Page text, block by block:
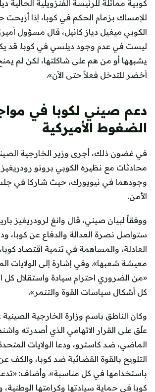
كوبية مماثلة للرئيسة الفنزويلية الحالية
للإمساك بزمام الحكم في كوبا، إذا
الكوبي ميغيل دياز كانيل، قال مسؤول
ليست في عدم وجود ديلسي في كوبا. قد
يشبهها أو من هم على شاكلتها، لكن لم
أخضر للتدخل فعلاً حتى الآن».
دعم صيني لكوبا في
الضغوط الأميركية
في غضون ذلك، أجرى وزير الخارجية
محادثات مع نظيره الكوبي برونو رودريغيز
وجودهما في نيويورك، حيث شاركا في
الأمن.
ووفقاً لبيان صيني، قال وانغ لرودريغيز
ستواصل نصرة العدالة والدفاع عن كوبا،
العادلة، والمساهمة في تنمية اقتصاد
معيشة شعبها». وفي إشارة إلى الولايات
«من الضروري احترام سيادة واستقلال كل
كل أشكال سياسات القوة والتنمر».
وكان الناطق باسم وزارة الخارجية
علّق على القرار الاتهامي الذي أصدرته
الماضي، ضد كاسترو، ودعا الولايات
التلويح بالقوة القضائية ضد كوبا، والكف
باستخدامها في كل مناسبة». وأضاف:
كوبا في حماية سيادتها وكرامتها